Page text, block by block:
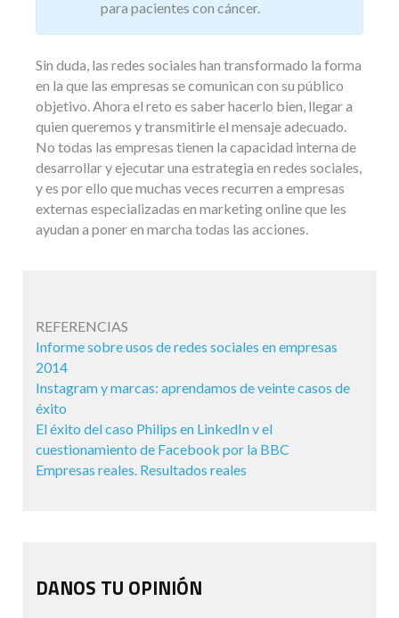
para pacientes con cáncer.
Sin duda, las redes sociales han transformado la forma
en la que las empresas se comunican con su público
objetivo. Ahora el reto es saber hacerlo bien, llegar a
quien queremos y transmitirle el mensaje adecuado.
No todas las empresas tienen la capacidad interna de
desarrollar y ejecutar una estrategia en redes sociales,
y es por ello que muchas veces recurren a empresas
externas especializadas en marketing online que les
ayudan a poner en marcha todas las acciones.
REFERENCIAS
Informe sobre usos de redes sociales en empresas
2014
Instagram y marcas: aprendamos de veinte casos de
éxito
El éxito del caso Philips en LinkedIn v el
cuestionamiento de Facebook por la BBC
Empresas reales. Resultados reales
DANOS TU OPINIÓN